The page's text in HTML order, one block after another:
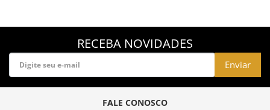
RECEBA NOVIDADES
Enviar
FALE CONOSCO